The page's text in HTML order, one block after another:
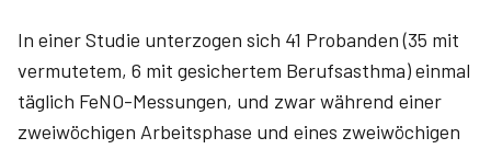
In einer Studie unterzogen sich 41 Probanden (35 mit
vermutetem, 6 mit gesichertem Berufsasthma) einmal
täglich FeNO-Messungen, und zwar während einer
zweiwöchigen Arbeitsphase und eines zweiwöchigen